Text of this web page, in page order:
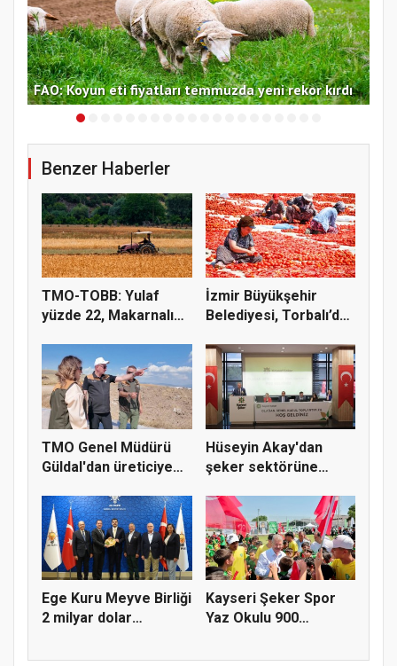
FAO: Koyun eti fiyatları temmuzda yeni rekor kırdı
Benzer Haberler
TMO-TOBB: Yulaf
yüzde 22, Makarnalık
İzmir Büyükşehir
Belediyesi, Torbalı’da
TMO Genel Müdürü
Güldal'dan üreticiye
Hüseyin Akay'dan
şeker sektörüne
Ege Kuru Meyve Birliği
2 milyar dolar
Kayseri Şeker Spor
Yaz Okulu 900